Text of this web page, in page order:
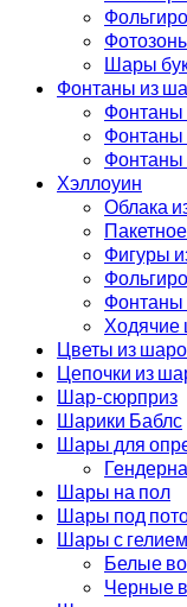
Шары
Фонтаны из
Фонтаны
Фонтаны
Фонтаны
Хэллоуин
Облака
Фигуры
Фонтаны
Ходячие
Цветы из
Цепочки из
Шар-сюрприз
Шарики Баблс
Шары для
Шары на пол
Шары под
Шары с гелием
Белые
Черные